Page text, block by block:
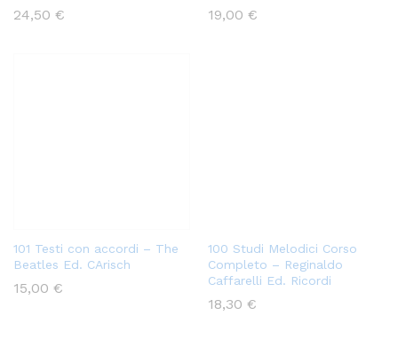
24,50 € 19,00 €
101 Testi con accordi – The
Beatles Ed. CArisch
15,00 €
100 Studi Melodici Corso
Completo – Reginaldo
Caffarelli Ed. Ricordi
18,30 €